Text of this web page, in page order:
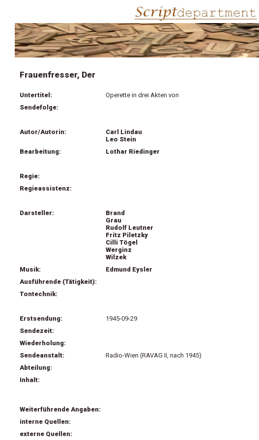
Frauenfresser, Der
Untertitel:
Operette in drei Akten von
Sendefolge:
Autor/Autorin:
Carl Lindau
Leo Stein
Bearbeitung:
Lothar Riedinger
Regie:
Regieassistenz:
Darsteller:
Brand
Grau
Rudolf Leutner
Fritz Piletzky
Cilli Tögel
Werginz
Wilzek
Musik:
Edmund Eysler
Ausführende (Tätigkeit):
Tontechnik:
Erstsendung:
1945-09-29
Sendezeit:
Wiederholung:
Sendeanstalt:
Radio-Wien (RAVAG II, nach 1945)
Abteilung:
Inhalt:
Weiterführende Angaben:
interne Quellen:
externe Quellen: